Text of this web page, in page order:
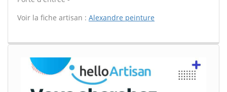
Voir la fiche artisan : Alexandre peinture